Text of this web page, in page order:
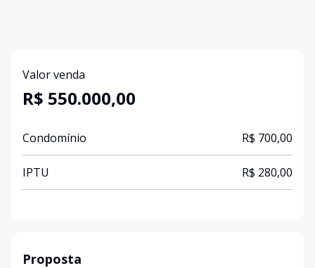
Valor venda
R$ 550.000,00
Condomínio R$ 700,00
IPTU R$ 280,00
Proposta